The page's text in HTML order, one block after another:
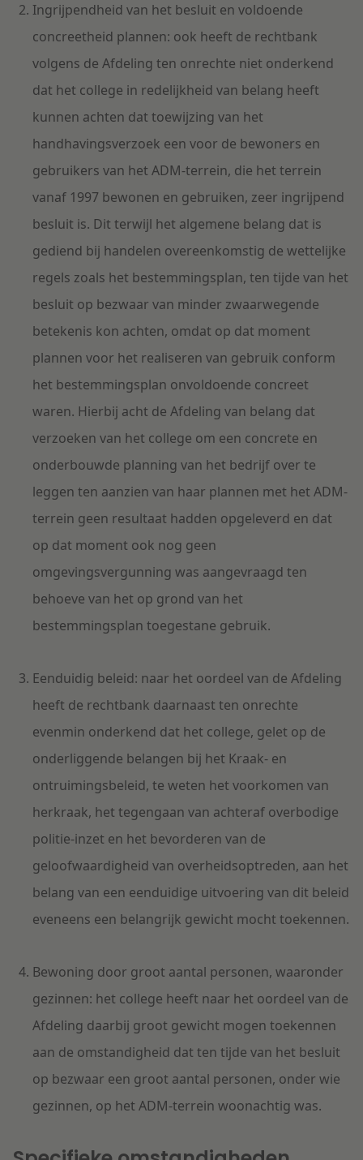
Ingrijpendheid van het besluit en voldoende
concreetheid plannen: ook heeft de rechtbank
volgens de Afdeling ten onrechte niet onderkend
dat het college in redelijkheid van belang heeft
kunnen achten dat toewijzing van het
handhavingsverzoek een voor de bewoners en
gebruikers van het ADM-terrein, die het terrein
vanaf 1997 bewonen en gebruiken, zeer ingrijpend
besluit is. Dit terwijl het algemene belang dat is
gediend bij handelen overeenkomstig de wettelijke
regels zoals het bestemmingsplan, ten tijde van het
besluit op bezwaar van minder zwaarwegende
betekenis kon achten, omdat op dat moment
plannen voor het realiseren van gebruik conform
het bestemmingsplan onvoldoende concreet
waren. Hierbij acht de Afdeling van belang dat
verzoeken van het college om een concrete en
onderbouwde planning van het bedrijf over te
leggen ten aanzien van haar plannen met het ADM-
terrein geen resultaat hadden opgeleverd en dat
op dat moment ook nog geen
omgevingsvergunning was aangevraagd ten
behoeve van het op grond van het
bestemmingsplan toegestane gebruik.
Eenduidig beleid: naar het oordeel van de Afdeling
heeft de rechtbank daarnaast ten onrechte
evenmin onderkend dat het college, gelet op de
onderliggende belangen bij het Kraak- en
ontruimingsbeleid, te weten het voorkomen van
herkraak, het tegengaan van achteraf overbodige
politie-inzet en het bevorderen van de
geloofwaardigheid van overheidsoptreden, aan het
belang van een eenduidige uitvoering van dit beleid
eveneens een belangrijk gewicht mocht toekennen.
Bewoning door groot aantal personen, waaronder
gezinnen: het college heeft naar het oordeel van de
Afdeling daarbij groot gewicht mogen toekennen
aan de omstandigheid dat ten tijde van het besluit
op bezwaar een groot aantal personen, onder wie
gezinnen, op het ADM-terrein woonachtig was.